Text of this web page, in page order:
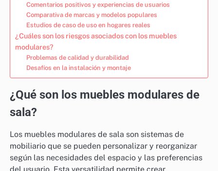
Comentarios positivos y experiencias de usuarios
Comparativa de marcas y modelos populares
Estudios de caso de uso en hogares reales
¿Cuáles son los riesgos asociados con los muebles
modulares?
Problemas de calidad y durabilidad
Desafíos en la instalación y montaje
¿Qué son los muebles modulares de
sala?
Los muebles modulares de sala son sistemas de
mobiliario que se pueden personalizar y reorganizar
según las necesidades del espacio y las preferencias
del usuario. Esta versatilidad permite crear